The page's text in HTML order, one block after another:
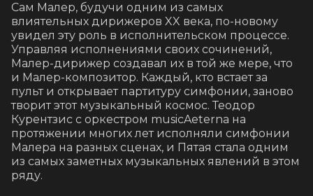
Сам Малер, будучи одним из самых
влиятельных дирижеров XX века, по-новому
увидел эту роль в исполнительском процессе.
Управляя исполнениями своих сочинений,
Малер-дирижер создавал их в той же мере, что
и Малер-композитор. Каждый, кто встает за
пульт и открывает партитуру симфонии, заново
творит этот музыкальный космос. Теодор
Курентзис с оркестром musicAeterna на
протяжении многих лет исполняли симфонии
Малера на разных сценах, и Пятая стала одним
из самых заметных музыкальных явлений в этом
ряду.